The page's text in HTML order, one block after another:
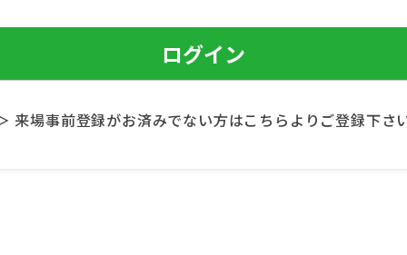
来場事前登録がお済みでない方はこちらよりご登録下さ